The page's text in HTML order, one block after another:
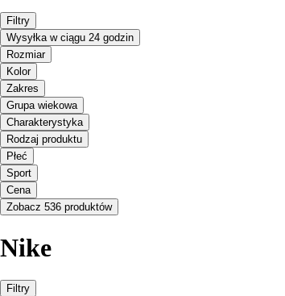
Filtry
Wysyłka w ciągu 24 godzin
Rozmiar
Kolor
Zakres
Grupa wiekowa
Charakterystyka
Rodzaj produktu
Płeć
Sport
Cena
Zobacz 536 produktów
Nike
Filtry